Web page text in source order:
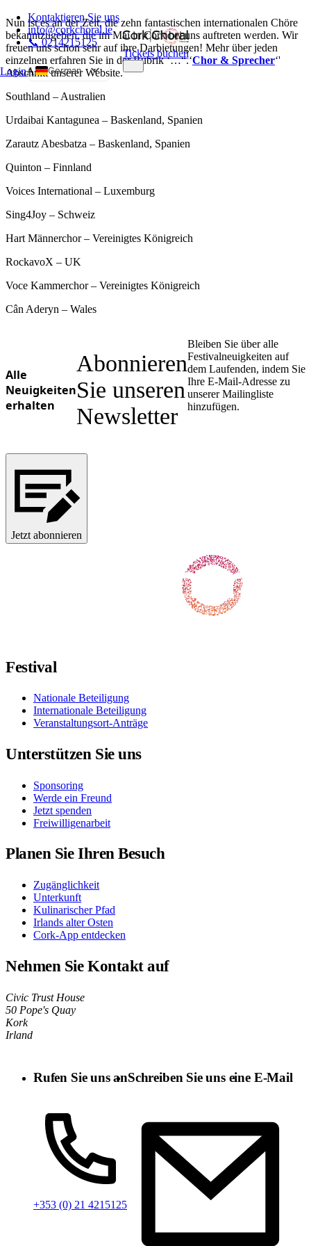
Kontaktieren Sie uns
info@corkchoral.ie
📞 0214215125
LoginA
German
English
Danish
Greek
Spanish
Estonian
Italian
Polish
Portuguese
Tickets buchen
Nun ist es an der Zeit, die zehn fantastischen internationalen Chöre
bekanntzugeben, die im Mai in Cork bei uns auftreten werden. Wir
freuen uns schon sehr auf ihre Darbietungen! Mehr über jeden
einzelnen erfahren Sie in der Rubrik ‘…“.‘Chor & Sprecher‘'
Abschnitt unserer Website.
Southland – Australien
Urdaibai Kantagunea – Baskenland, Spanien
Zarautz Abesbatza – Baskenland, Spanien
Quinton – Finnland
Voices International – Luxemburg
Sing4Joy – Schweiz
Hart Männerchor – Vereinigtes Königreich
RockavoX – UK
Voce Kammerchor – Vereinigtes Königreich
Cân Aderyn – Wales
Alle
Neuigkeiten
erhalten
Abonnieren
Sie unseren
Newsletter
Bleiben Sie über alle
Festivalneuigkeiten auf
dem Laufenden, indem Sie
Ihre E-Mail-Adresse zu
unserer Mailingliste
hinzufügen.
Jetzt abonnieren
Festival
Nationale Beteiligung
Internationale Beteiligung
Veranstaltungsort-Anträge
Unterstützen Sie uns
Sponsoring
Werde ein Freund
Jetzt spenden
Freiwilligenarbeit
Planen Sie Ihren Besuch
Zugänglichkeit
Unterkunft
Kulinarischer Pfad
Irlands alter Osten
Cork-App entdecken
Nehmen Sie Kontakt auf
Civic Trust House
50 Pope's Quay
Kork
Irland
Rufen Sie uns an
+353 (0) 21 4215125
Schreiben Sie uns eine E-Mail